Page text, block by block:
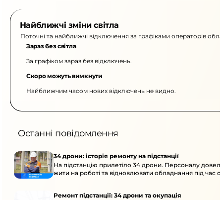
Найближчі зміни світла
Поточні та найближчі відключення за графіками операторів
Зараз без світла
За графіком зараз без відключень.
Скоро можуть вимкнути
Найближчим часом нових відключень не видно.
Останні повідомлення
34 дрони: історія ремонту на підстанції
На підстанцію прилетіло 34 дрони. Персоналу
жити на роботі та відновлювати обладнання під час
Ремонт підстанції: 34 дрони та окупація